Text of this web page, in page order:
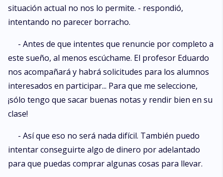
situación actual no nos lo permite. - respondió,
intentando no parecer borracho.
- Antes de que intentes que renuncie por completo a
este sueño, al menos escúchame. El profesor Eduardo
nos acompañará y habrá solicitudes para los alumnos
interesados en participar... Para que me seleccione,
¡sólo tengo que sacar buenas notas y rendir bien en su
clase!
- Así que eso no será nada difícil. También puedo
intentar conseguirte algo de dinero por adelantado
para que puedas comprar algunas cosas para llevar.